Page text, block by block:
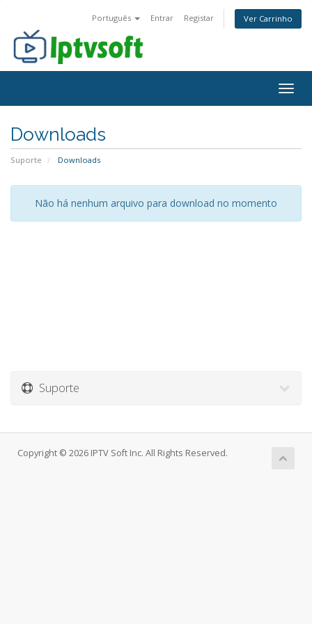
Português Entrar Registar Ver Carrinho
Downloads
Suporte Downloads
Não há nenhum arquivo para download no momento
Suporte
Copyright © 2026 IPTV Soft Inc. All Rights Reserved.